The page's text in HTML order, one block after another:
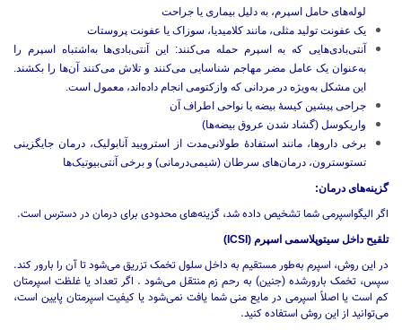
لوله‌های حامل اسپرم، به دلیل بیماری یا جراحت
یک عفونت تولید مثلی، مانند کلامیدیا، سوزاک یا عفونت پروستات
آنتی‌بادی‌هایی که به اسپرم حمله می‌کنند: این آنتی‌بادی‌ها به‌اشتباه اسپرم را
به‌عنوان یک عامل مضر مهاجم شناسایی می‌کنند و تلاش می‌کنند آن‌ها را بکشند.
این مشکل به‌ویژه در مردانی که وازکتومی انجام داده‌اند، معمول است.
جراحی پیشین کیسۀ بیضه یا نواحی اطراف آن
واریکوسل (گشاد شدن عروق بیضه‌ها)
برخی داروها، مانند استفادۀ طولانی‌مدت از استرویید آنابولیک، درمان جایگزینی
تستوسترون، درمان‌های سرطان (شیمی‌درمانی) و برخی آنتی‌بیوتیک‌ها
گزینه‌های درمان:
اگر الیگواسپرمی شما تشخیص داده شد، گزینه‌های محدودی برای درمان در دسترس است.
تلقیح داخل سیتوپلاسمی اسپرم (ICSI)
در این روش، اسپرم به‌طور مستقیم به داخل سلول تخمک تزریق می‌شود تا آن را بارور کند.
سپس، تخمک بارورشده (جنین) به رحم زم منتقل می‌شود . اگر تعداد یا غلظت اسپرمتان
کم است یا اصلاً اسپرمی در مایع منی شما یافت نمی‌شود یا کیفیت اسپرمتان پایین است،
می‌توانید از این روش استفاده کنید.